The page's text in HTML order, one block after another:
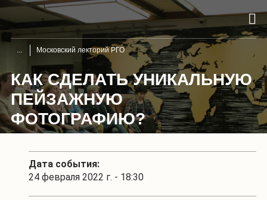
Московский лекторий РГО
КАК СДЕЛАТЬ УНИКАЛЬНУЮ
ПЕЙЗАЖНУЮ
ФОТОГРАФИЮ?
Дата события:
24 февраля 2022 г. - 18:30